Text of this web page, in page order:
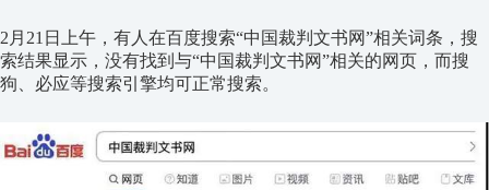
2月21日上午，有人在百度搜索“中国裁判文书网”相关词条，搜
索结果显示，没有找到与“中国裁判文书网”相关的网页，而搜
狗、必应等搜索引擎均可正常搜索。